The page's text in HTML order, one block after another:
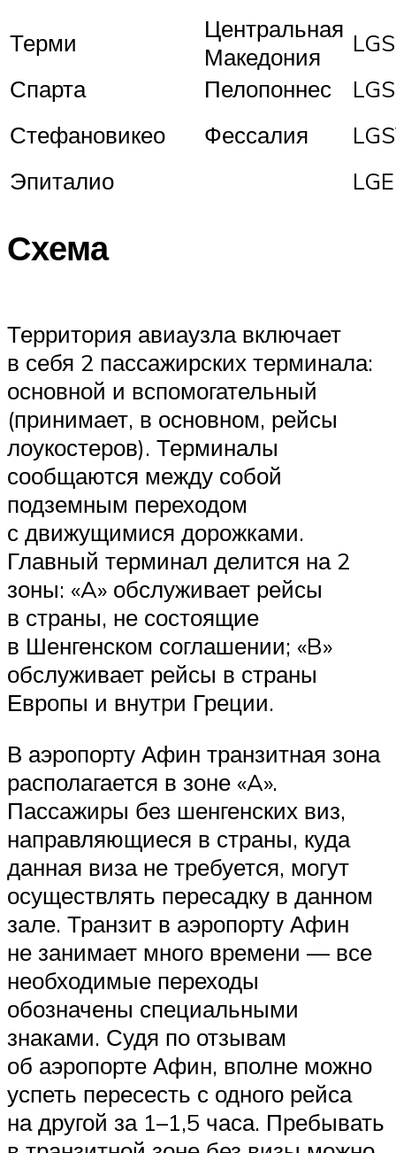
Терми
Центральная
Македония
Спарта
Пелопоннес
Стефановикео
Фессалия
Эпиталио
Схема
Территория авиаузла включает
в себя 2 пассажирских терминала:
основной и вспомогательный
(принимает, в основном, рейсы
лоукостеров). Терминалы
сообщаются между собой
подземным переходом
с движущимися дорожками.
Главный терминал делится на 2
зоны: «A» обслуживает рейсы
в страны, не состоящие
в Шенгенском соглашении; «B»
обслуживает рейсы в страны
Европы и внутри Греции.
В аэропорту Афин транзитная зона
располагается в зоне «A».
Пассажиры без шенгенских виз,
направляющиеся в страны, куда
данная виза не требуется, могут
осуществлять пересадку в данном
зале. Транзит в аэропорту Афин
не занимает много времени — все
необходимые переходы
обозначены специальными
знаками. Судя по отзывам
об аэропорте Афин, вполне можно
успеть пересесть с одного рейса
на другой за 1–1,5 часа. Пребывать